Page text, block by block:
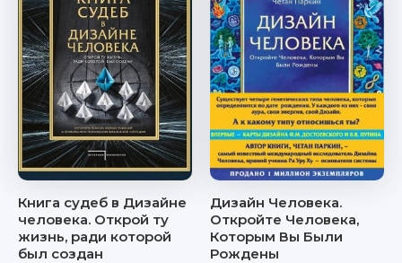
Книга судеб в Дизайне
человека. Открой ту
жизнь, ради которой
был создан
Дизайн Человека.
Откройте Человека,
Которым Вы Были
Рождены